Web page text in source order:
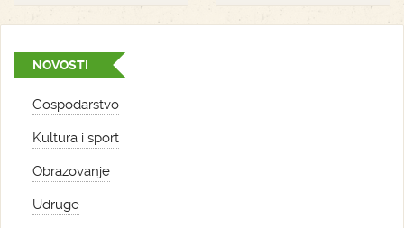
NOVOSTI
Gospodarstvo
Kultura i sport
Obrazovanje
Udruge